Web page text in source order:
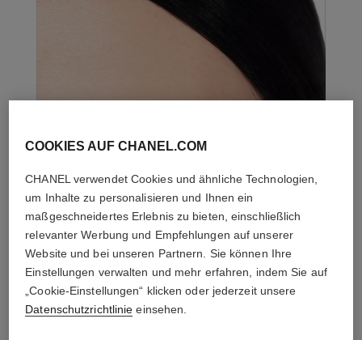
COOKIES AUF CHANEL.COM
CHANEL verwendet Cookies und ähnliche Technologien,
um Inhalte zu personalisieren und Ihnen ein
maßgeschneidertes Erlebnis zu bieten, einschließlich
relevanter Werbung und Empfehlungen auf unserer
Website und bei unseren Partnern. Sie können Ihre
Einstellungen verwalten und mehr erfahren, indem Sie auf
„Cookie-Einstellungen“ klicken oder jederzeit unsere
Datenschutzrichtlinie einsehen.